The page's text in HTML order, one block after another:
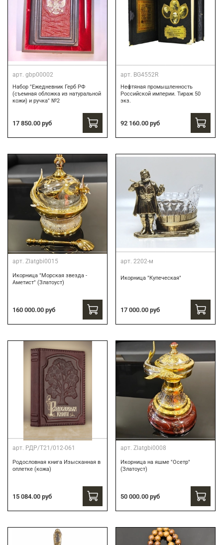
арт. gbp00002
Набор "Ежедневник Герб РФ
(съемная обложка из натуральной
кожи) и ручка" №2
17 850.00 руб
арт. BG4552R
Нефтяная промышленность
Российской империи. Тираж 50
экз.
92 160.00 руб
арт. Zlatgbi0015
Икорница "Морская звезда -
Аметист" (Златоуст)
160 000.00 руб
арт. 2202-м
Икорница "Купеческая"
17 000.00 руб
арт. РДР/Т21/012-061
Родословная книга Изысканная в
оплетке (кожа)
15 084.00 руб
арт. Zlatgbi0008
Икорница на яшме "Осетр"
(Златоуст)
50 000.00 руб